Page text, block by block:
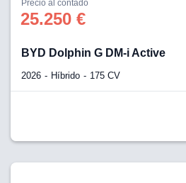
Precio al contado
25.250 €
BYD Dolphin G DM-i Active
2026 Híbrido 175 CV